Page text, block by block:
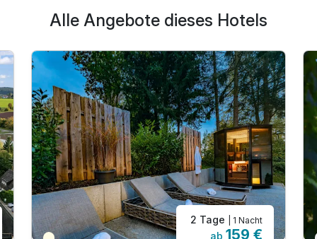
Alle Angebote dieses Hotels
2 Tage | 1 Nacht
ab 159 €